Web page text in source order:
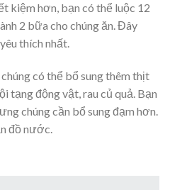
kiệm hơn, bạn có thể luộc 12
2 bữa cho chúng ăn. Đây
thích nhất.
có thể bổ sung thêm thịt
tạng động vật, rau củ quả. Bạn
chúng cần bổ sung đạm hơn.
đồ nước.